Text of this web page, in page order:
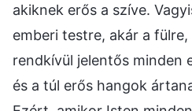
akiknek erős a szíve.
emberi testre, akár a fülre,
rendkívül jelentős minden
és a túl erős hangok